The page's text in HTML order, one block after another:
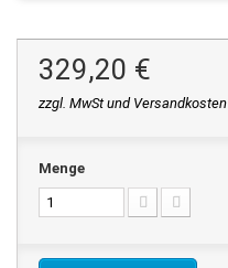
329,20 €
zzgl. MwSt und Versandkosten
Menge